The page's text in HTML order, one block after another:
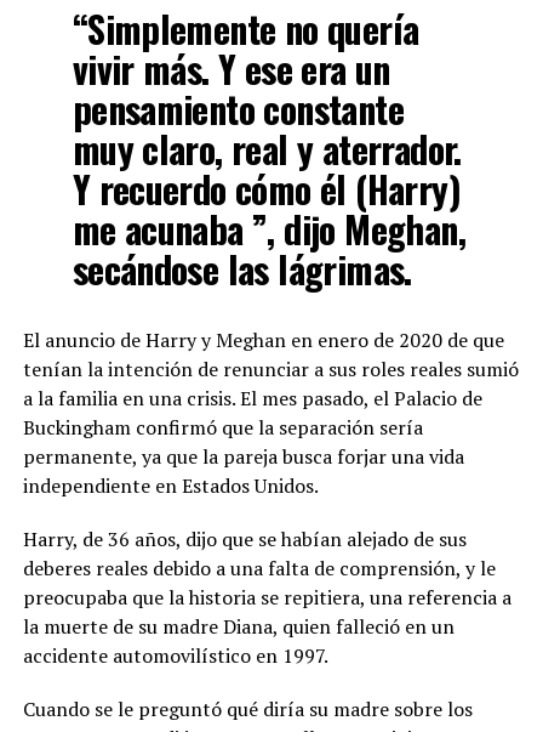
“Simplemente no quería
vivir más. Y ese era un
pensamiento constante
muy claro, real y aterrador.
Y recuerdo cómo él (Harry)
me acunaba ”, dijo Meghan,
secándose las lágrimas.
El anuncio de Harry y Meghan en enero de 2020 de que
tenían la intención de renunciar a sus roles reales sumió
a la familia en una crisis. El mes pasado, el Palacio de
Buckingham confirmó que la separación sería
permanente, ya que la pareja busca forjar una vida
independiente en Estados Unidos.
Harry, de 36 años, dijo que se habían alejado de sus
deberes reales debido a una falta de comprensión, y le
preocupaba que la historia se repitiera, una referencia a
la muerte de su madre Diana, quien falleció en un
accidente automovilístico en 1997.
Cuando se le preguntó qué diría su madre sobre los